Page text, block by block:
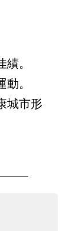
。
。
城市形